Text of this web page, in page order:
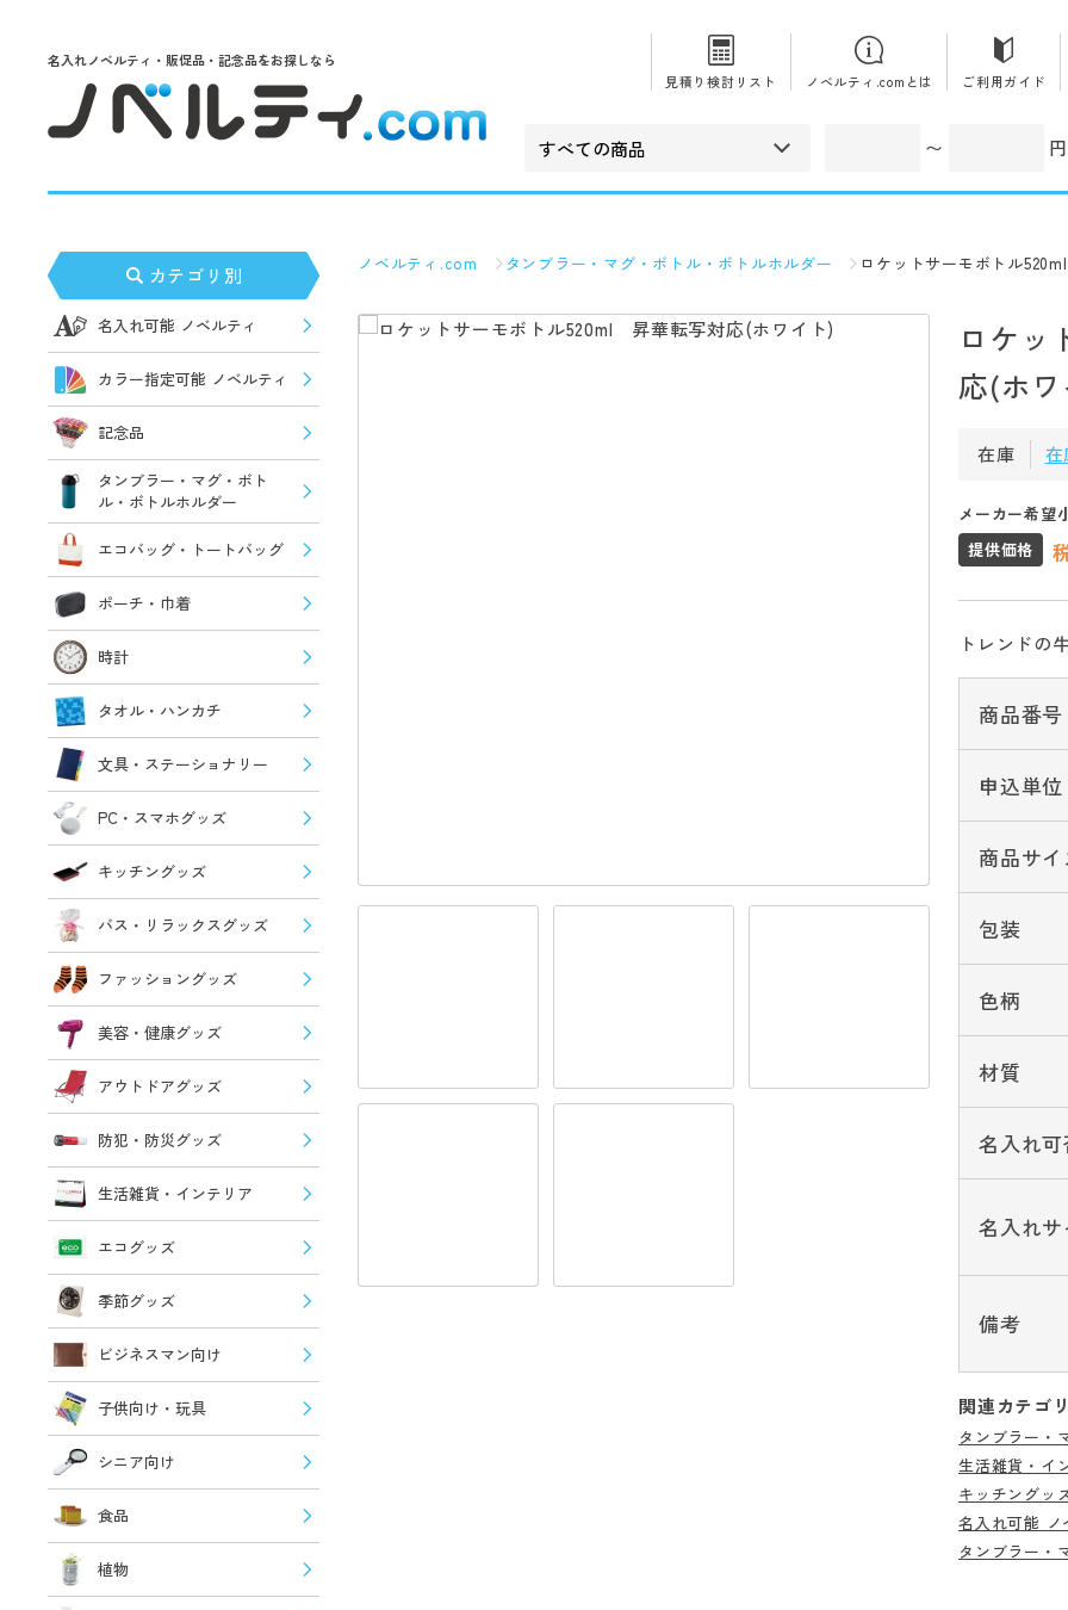
名入れノベルティ・販促品・記念品をお探しなら
見積り検討リスト
ノベルティ.comとは ご利用ガイド
〜 円
カテゴリ別
名入れ可能 ノベルティ
カラー指定可能 ノベルティ
記念品
タンブラー・マグ・ボト
ル・ボトルホルダー
エコバッグ・トートバッグ
ポーチ・巾着
時計
タオル・ハンカチ
文具・ステーショナリー
PC・スマホグッズ
キッチングッズ
バス・リラックスグッズ
ファッショングッズ
美容・健康グッズ
アウトドアグッズ
防犯・防災グッズ
生活雑貨・インテリア
エコグッズ
季節グッズ
ビジネスマン向け
子供向け・玩具
シニア向け
食品
植物
ノベルティ.com タンブラー・マグ・ボトル・ボトルホルダー ロケットサーモボトル
ロケッ
応(ホ
在庫 在
メーカー希望
提供価格
トレンドの
商品番号
申込単位
商品サ
包装
色柄
材質
名入れ可
名入れ
備考
関連カテゴ
タンブラー・
生活雑貨・イ
キッチングッ
名入れ可能 ノ
タンブラー・